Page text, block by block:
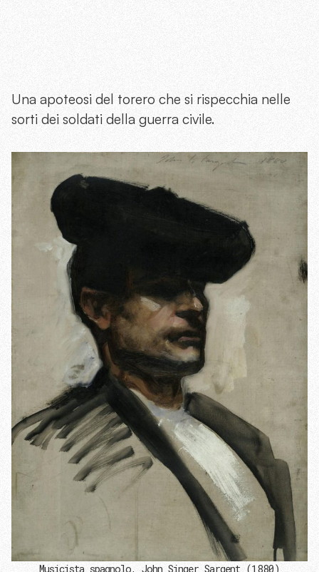
Una apoteosi del torero che si rispecchia nelle
sorti dei soldati della guerra civile.
Musicista spagnolo, John Singer Sargent (1880)